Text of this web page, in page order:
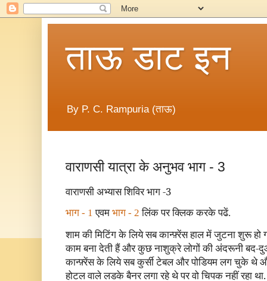
ताऊ डाट इन
By P. C. Rampuria (ताऊ)
वाराणसी यात्रा के अनुभव भाग - 3
वाराणसी अभ्यास शिविर भाग -3
भाग - 1 एवम भाग - 2 लिंक पर क्लिक करके पढें.
शाम की मिटिंग के लिये सब कान्फ़्रेंस हाल में जुटना शुरू
काम बना देती हैं और कुछ नाशुक्रे लोगों की अंदरूनी बद-
कान्फ़्रेंस के लिये सब कुर्सी टेबल और पोडियम लग चुके थे
होटल वाले लडके बैनर लगा रहे थे पर वो चिपक नहीं रहा